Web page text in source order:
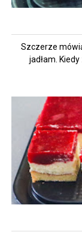
Szczerze
jadłam.